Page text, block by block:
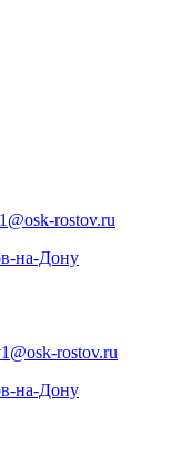
rostov.ru
на-Дону
rostov.ru
на-Дону